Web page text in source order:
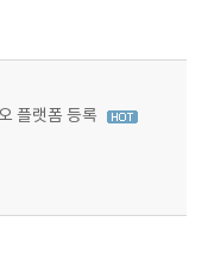
플랫폼 등록